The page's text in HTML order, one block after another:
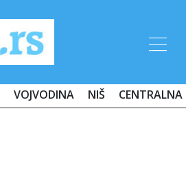
VOJVODINA NIŠ CENTRALNA